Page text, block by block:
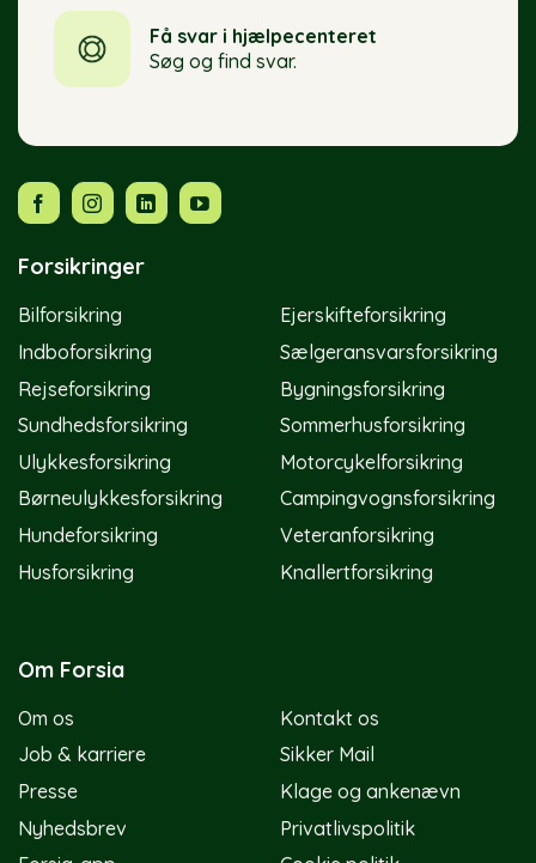
Få svar i hjælpecenteret
Søg og find svar.
Forsikringer
Bilforsikring
Indboforsikring
Rejseforsikring
Sundhedsforsikring
Ulykkesforsikring
Børneulykkesforsikring
Hundeforsikring
Husforsikring
Ejerskifteforsikring
Sælgeransvarsforsikring
Bygningsforsikring
Sommerhusforsikring
Motorcykelforsikring
Campingvognsforsikring
Veteranforsikring
Knallertforsikring
Om Forsia
Om os
Job & karriere
Presse
Nyhedsbrev
Kontakt os
Sikker Mail
Klage og ankenævn
Privatlivspolitik